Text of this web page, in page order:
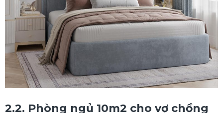
2.2. Phòng ngủ 10m2 cho vợ chồng